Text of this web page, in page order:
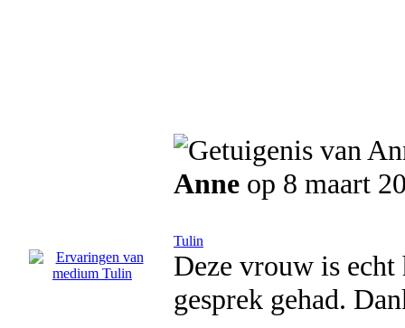
Anne op 8 maart
Tulin
Deze vrouw is
gesprek gehad.